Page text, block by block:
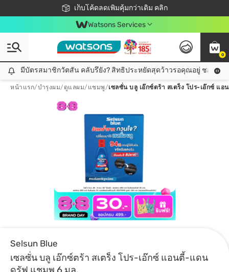
เก็บโค้ดลดเพิ่มคุ้มกว่าเดิม คลิก
ชอปออนไลน์ครั้งแรก ลดเพิ่มจุก ๆ 10%! 🎉
📦ส่งฟรี! เมื่อชอป 499฿
สมาชิกวัตสัน คลับดียังไง?
Watsons Services
0
มีบัตรสมาชิกวัตสัน คลับรึยัง? สิทธิประหยัดสุดว้าวรอคุณอยู่ ชอปคุ้มกว่าเดิม คลิก!
มีบัตรสมาชิกวัตสัน คลับรึยัง? สิทธิประหยัดสุดว้าวรอคุณอยู่ ชอปคุ้มก
หน้าแรก/บำรุงผม/ ดูแลผม/ แชมพู/เซลซั่น บลู เอ๊กซ์ตร้า สเตร็ง โปร-เอ๊กซ์
Selsun Blue
เซลซั่น บลู เอ๊กซ์ตร้า สเตร็ง โปร-เอ๊กซ์ แอนตี้-แดน